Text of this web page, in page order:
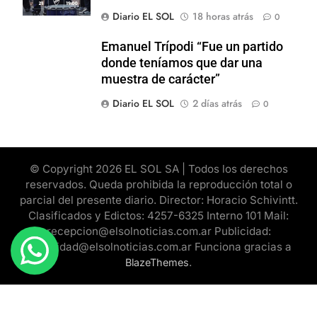
Diario EL SOL
18 horas atrás 0
Emanuel Trípodi “Fue un partido
donde teníamos que dar una
muestra de carácter”
Diario EL SOL
2 días atrás 0
© Copyright 2026 EL SOL SA | Todos los derechos
reservados. Queda prohibida la reproducción total o
parcial del presente diario. Director: Horacio Schivintt.
Clasificados y Edictos: 4257-6325 Interno 101 Mail:
recepcion@elsolnoticias.com.ar Publicidad:
publicidad@elsolnoticias.com.ar Funciona gracias a
BlazeThemes.